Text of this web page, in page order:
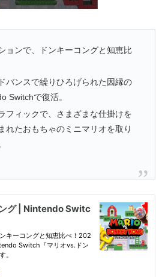
ョンで、ドンキーコングと知恵比
バンスで繰りひろげられた因縁の
Switchで復活。
フィックで、さまざまな仕掛けを
れたおもちゃのミニマリオを取り